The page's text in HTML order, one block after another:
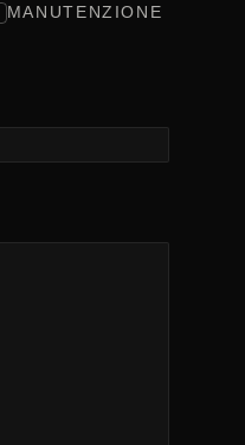
MANUTENZIONE